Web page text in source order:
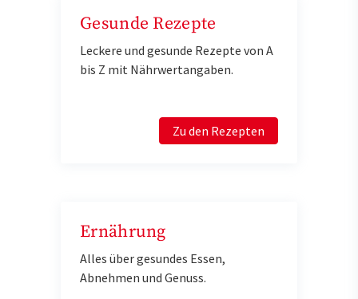
Gesunde Rezepte
Leckere und gesunde Rezepte von A
bis Z mit Nährwertangaben.
Zu den Rezepten
Ernährung
Alles über gesundes Essen,
Abnehmen und Genuss.